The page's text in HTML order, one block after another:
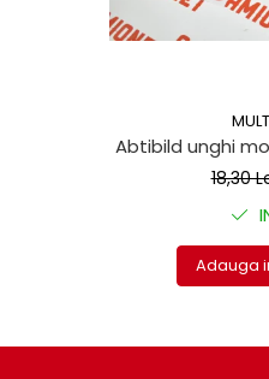
Abtibild unghi
18,30
Adauga